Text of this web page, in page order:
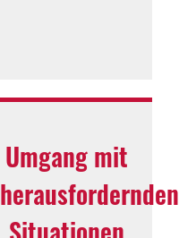
Umgang mit
herausfordernden